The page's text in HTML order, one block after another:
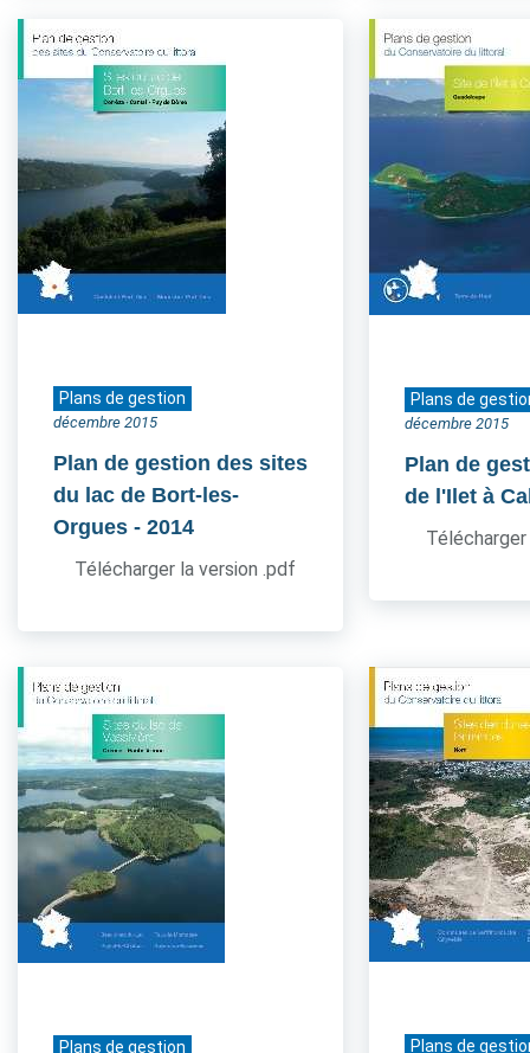
Plans de gestion
décembre 2015
Plan de gestion des sites
du lac de Bort-les-
Orgues - 2014
Télécharger la version .pdf
Plans de
décembre 2015
Plan de
de l'Ilet à
Plans de gestion Plans de